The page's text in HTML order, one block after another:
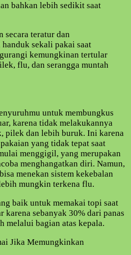
bahkan lebih sedikit saat
secara teratur dan
sekali pakai saat
kemungkinan tertular
flu, dan serangga muntah
untuk membungkus
karena tidak melakukannya
pilek dan lebih buruk. Ini karena
yang tidak tepat saat
menggigil, yang merupakan
menghangatkan diri. Namun,
menekan sistem kekebalan
mungkin terkena flu.
baik untuk memakai topi saat
karena sebanyak 30% dari panas
melalui bagian atas kepala.
Jika Memungkinkan